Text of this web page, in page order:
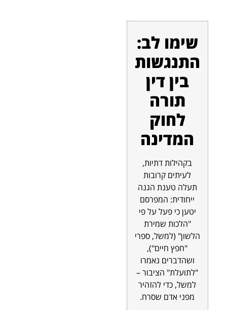
שימו לב:
התנגשות
בין דין
תורה
לחוק
המדינה
בקהילות דתיות,
לעיתים קרובות
תעלה טענת הגנה
ייחודית: המפרסם
יטען כי פעל על פי
"הלכות שמירת
הלשון" (למשל, ספרי
"חפץ חיים"),
ושהדברים נאמרו
"לתועלת" הציבור –
למשל, כדי להזהיר
מפני אדם שסרח.